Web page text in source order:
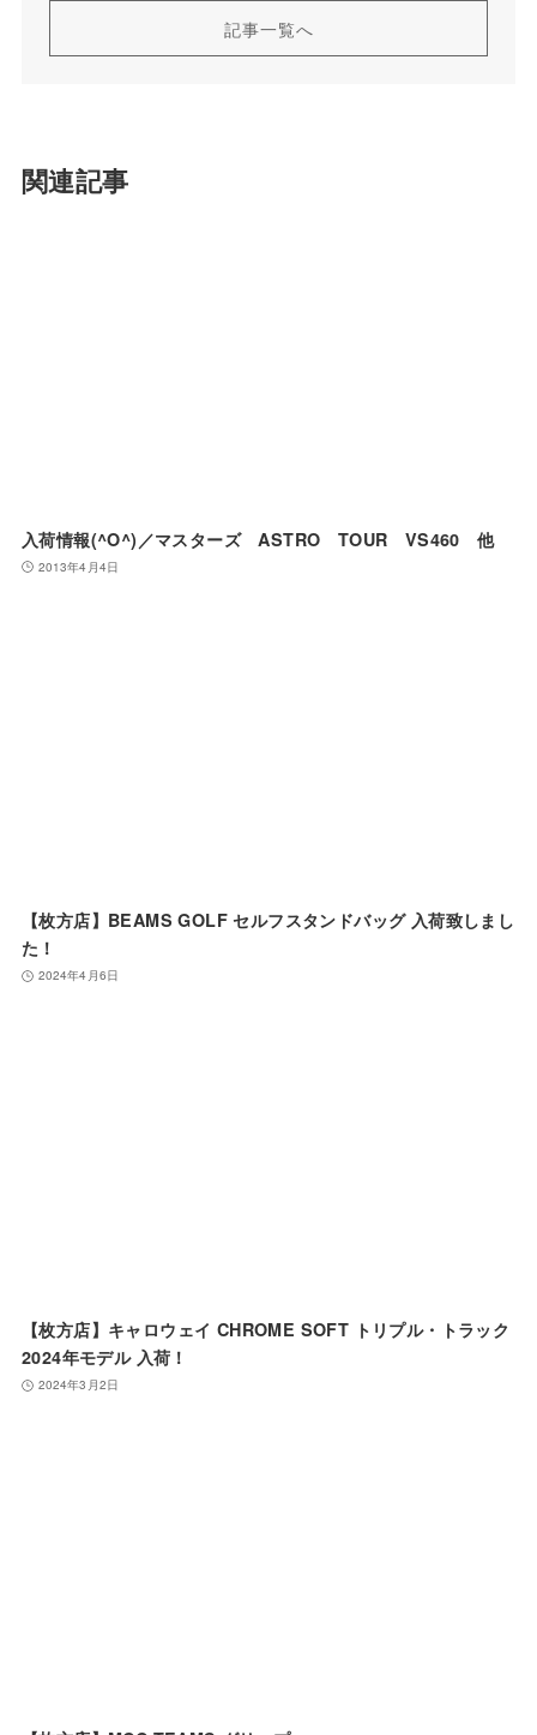
記事一覧へ
関連記事
入荷情報(^O^)／マスターズ ASTRO TOUR VS460 他
2013年4月4日
【枚方店】BEAMS GOLF セルフスタンドバッグ 入荷致しまし
た！
2024年4月6日
【枚方店】キャロウェイ CHROME SOFT トリプル・トラック
2024年モデル 入荷！
2024年3月2日